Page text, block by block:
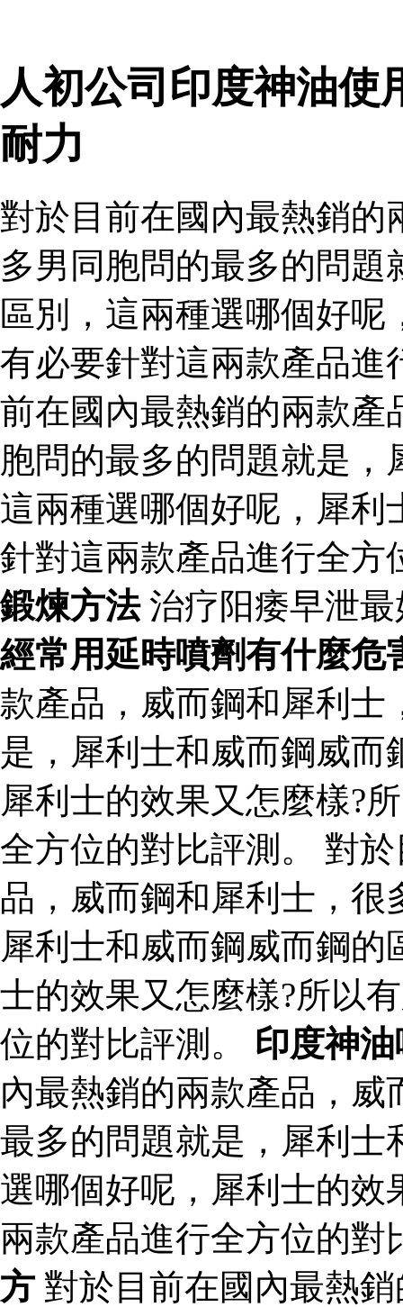
人初公司印度神油使
耐力
對於目前在國內最熱銷的
多男同胞問的最多的問
區別，這兩種選哪個好呢
有必要針對這兩款產品進
前在國內最熱銷的兩款產
胞問的最多的問題就是
這兩種選哪個好呢，犀利
針對這兩款產品進行全方
鍛煉方法治疗阳痿早泄最
經常用延時噴劑有什麼危
款產品，威而鋼和犀利士
是，犀利士和威而鋼威
犀利士的效果又怎麼樣?
全方位的對比評測。 對
品，威而鋼和犀利士，
犀利士和威而鋼威而鋼
士的效果又怎麼樣?所以
位的對比評測。 印度神
內最熱銷的兩款產品，
最多的問題就是，犀利士
選哪個好呢，犀利士的效
兩款產品進行全方位的
方 對於目前在國內最熱